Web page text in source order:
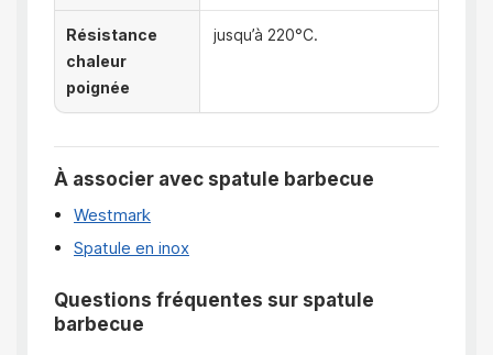
Résistance
chaleur
poignée
jusqu’à 220°C.
À associer avec spatule barbecue
Westmark
Spatule en inox
Questions fréquentes sur spatule
barbecue